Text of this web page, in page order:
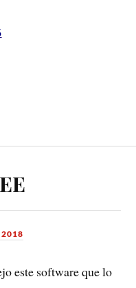
2018
este software que lo